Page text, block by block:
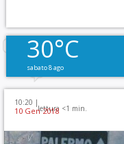
30°C
sabato 8 ago
10:20 |
lettura <1 min.
10 Gen 2018